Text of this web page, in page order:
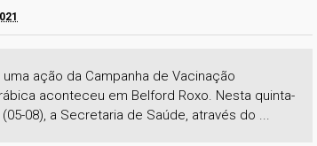
uma ação da Campanha de Vacinação
aconteceu em Belford Roxo. Nesta quinta-
08), a Secretaria de Saúde, através do ...